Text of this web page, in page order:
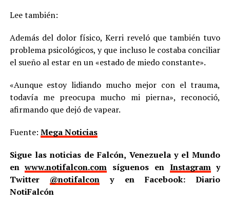
Lee también:
Además del dolor físico, Kerri reveló que también tuvo
problema psicológicos, y que incluso le costaba conciliar
el sueño al estar en un «estado de miedo constante».
«Aunque estoy lidiando mucho mejor con el trauma,
todavía me preocupa mucho mi pierna», reconoció,
afirmando que dejó de vapear.
Fuente: Mega Noticias
Sigue las noticias de Falcón, Venezuela y el Mundo
enwww.notifalcon.com síguenos en Instagramy
Twitter @notifalcon y en Facebook: Diario
NotiFalcón